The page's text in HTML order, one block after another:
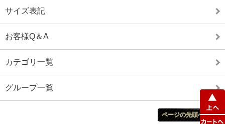
サイズ表記
お客様Q＆A
カテゴリ一覧
グループ一覧
ページの先頭へ戻る